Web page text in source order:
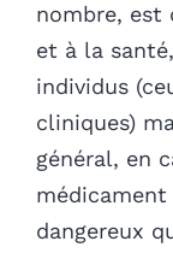
nombre, est
et à la
individus
cliniques)
général, en
dangereux